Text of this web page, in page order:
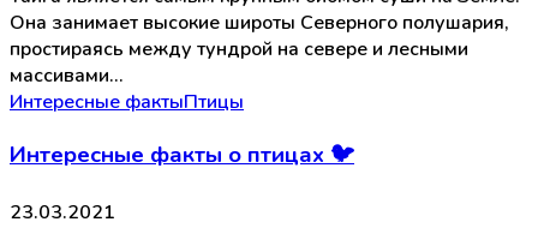
Она занимает высокие широты Северного полушария,
простираясь между тундрой на севере и лесными
массивами…
Интересные фактыПтицы
Интересные факты о птицах 🐦
23.03.2021